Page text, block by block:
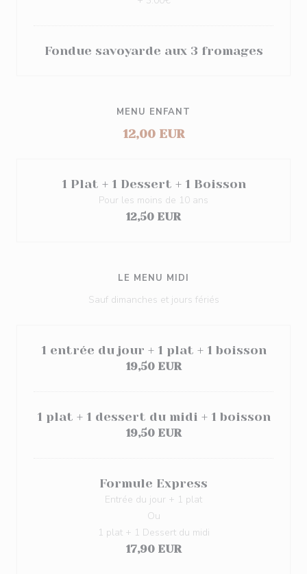
Fondue savoyarde aux 3 fromages
MENU ENFANT
12,00 EUR
1 Plat + 1 Dessert + 1 Boisson
Pour les moins de 10 ans
12,50 EUR
LE MENU MIDI
Sauf dimanches et jours fériés
1 entrée du jour + 1 plat + 1 boisson
19,50 EUR
1 plat + 1 dessert du midi + 1 boisson
19,50 EUR
Formule Express
Entrée du jour + 1 plat
Ou
1 plat + 1 Dessert du midi
17,90 EUR